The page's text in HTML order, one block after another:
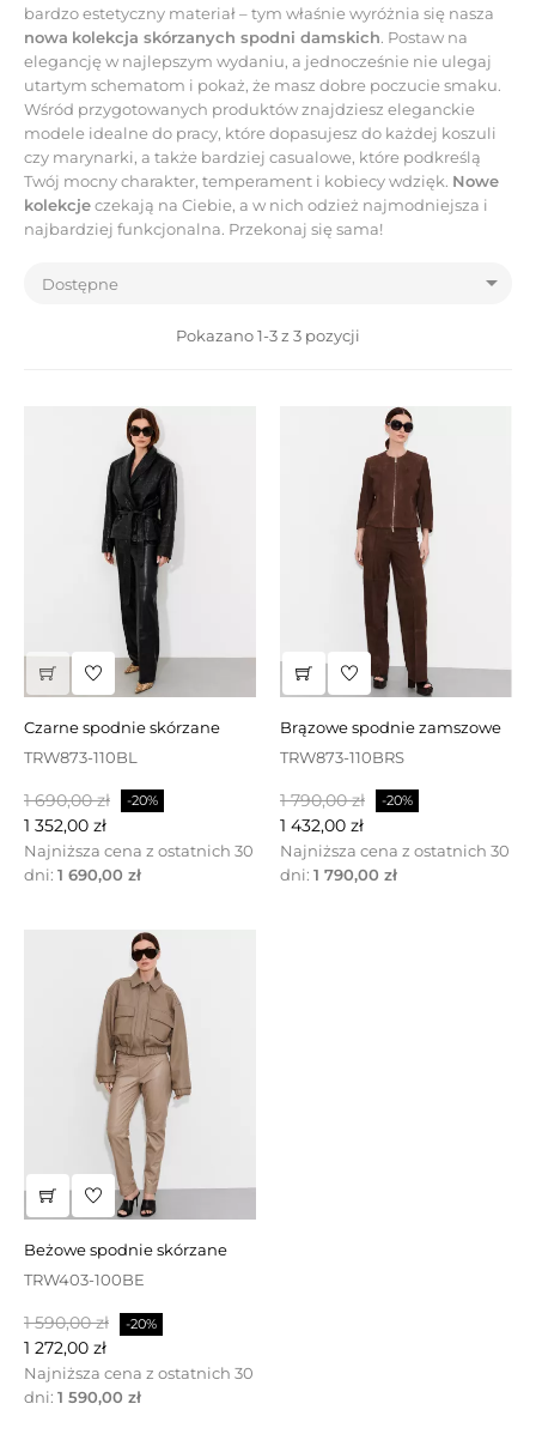
bardzo estetyczny materiał – tym właśnie wyróżnia się nasza
nowa kolekcja skórzanych spodni damskich. Postaw na
elegancję w najlepszym wydaniu, a jednocześnie nie ulegaj
utartym schematom i pokaż, że masz dobre poczucie smaku.
Wśród przygotowanych produktów znajdziesz eleganckie
modele idealne do pracy, które dopasujesz do każdej koszuli
czy marynarki, a także bardziej casualowe, które podkreślą
Twój mocny charakter, temperament i kobiecy wdzięk. Nowe
kolekcjeczekają na Ciebie, a w nich odzież najmodniejsza i
najbardziej funkcjonalna. Przekonaj się sama!
Dostępne 
Pokazano 1-3 z 3 pozycji
czarne spodnie skórzane
TRW873-110BL
Cena
podstawowa
1 690,00 zł -20%
1 352,00 zł
Najniższa cena z ostatnich 30
dni: 1 690,00 zł
brązowe spodnie zamszowe
TRW873-110BRS
Cena
podstawowa
1 790,00 zł -20%
1 432,00 zł
Najniższa cena z ostatnich 30
dni: 1 790,00 zł
beżowe spodnie skórzane
TRW403-100BE
Cena
podstawowa
1 590,00 zł -20%
1 272,00 zł
Najniższa cena z ostatnich 30
dni: 1 590,00 zł